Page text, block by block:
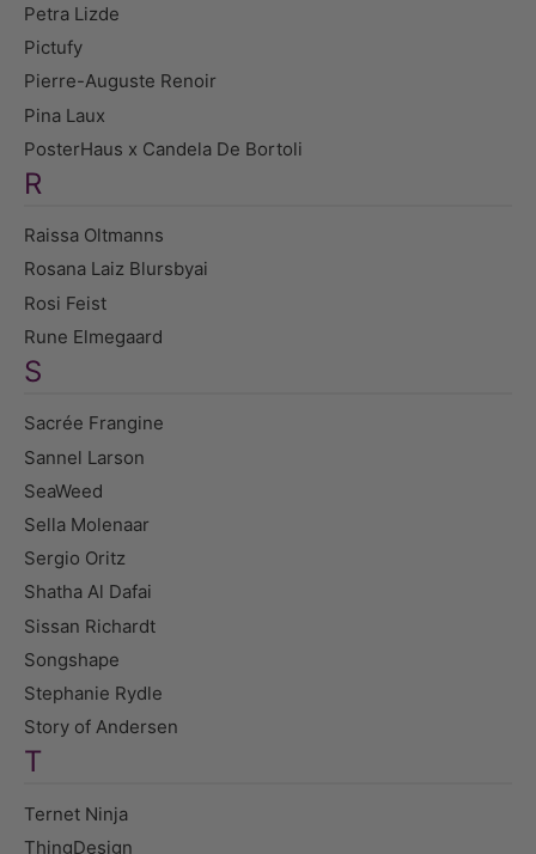
Petra Lizde
Pictufy
Pierre-Auguste Renoir
Pina Laux
PosterHaus x Candela De Bortoli
R
Raissa Oltmanns
Rosana Laiz Blursbyai
Rosi Feist
Rune Elmegaard
S
Sacrée Frangine
Sannel Larson
SeaWeed
Sella Molenaar
Sergio Oritz
Shatha Al Dafai
Sissan Richardt
Songshape
Stephanie Rydle
Story of Andersen
T
Ternet Ninja
ThingDesign